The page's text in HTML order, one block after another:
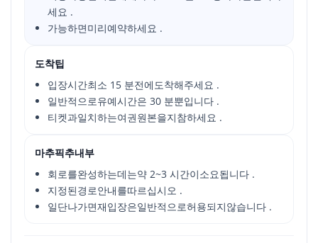
세요 .
가능하면미리예약하세요 .
도착팁
입장시간최소 15 분전에도착해주세요 .
일반적으로유예시간은 30 분뿐입니다 .
티켓과일치하는여권원본을지참하세요 .
마추픽추내부
회로를완성하는데는약 2~3 시간이소요됩니다 .
지정된경로안내를따르십시오 .
일단나가면재입장은일반적으로허용되지않습니다 .